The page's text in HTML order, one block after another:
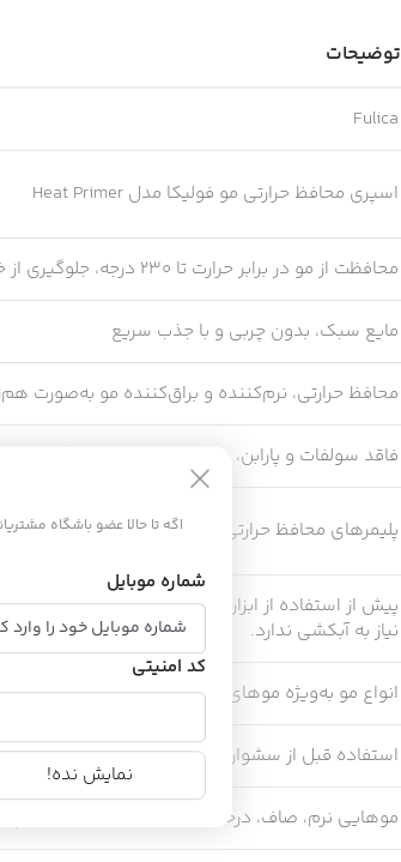
توضیحات
Fulica
اسپری محافظ حرارتی مو فولیکا مدل Heat Primer
محافظت از مو در برابر حرارت تا ۲۳۰ درجه، جلوگیری از خشکی و آسیب
مایع سبک، بدون چربی و با جذب سریع
محافظ حرارتی، نرم‌کننده و براق‌کننده مو به‌صورت
فاقد سولفات و پارابن، مناسب برای موهای رنگ‌شده،
پلیمرهای محافظ حرارتی، ویتامین E، عوامل نرم‌کننده و براق‌کننده مو
نیاز به آبکشی ندارد.
انواع مو به‌ویژه موهای خشک، شکننده، رنگ‌شده و
استفاده قبل از سشوار، اتوی مو، بابلیس یا سایر
موهایی نرم، صاف، درخشان و محافظت‌شده بدون چربی
اگه تا حالا عضو باشگاه
شماره موبایل
کد امنیتی
نمایش نده!